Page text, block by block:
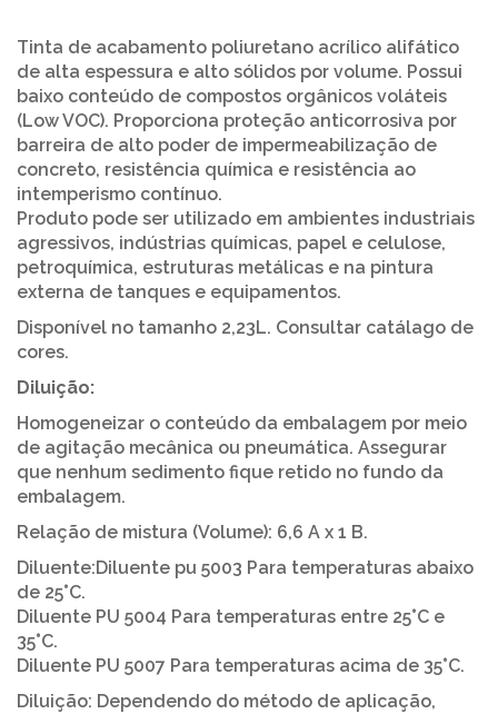
Tinta de acabamento poliuretano acrílico alifático
de alta espessura e alto sólidos por volume. Possui
baixo conteúdo de compostos orgânicos voláteis
(Low VOC). Proporciona proteção anticorrosiva por
barreira de alto poder de impermeabilização de
concreto, resistência química e resistência ao
intemperismo contínuo.
Produto pode ser utilizado em ambientes industriais
agressivos, indústrias químicas, papel e celulose,
petroquímica, estruturas metálicas e na pintura
externa de tanques e equipamentos.
Disponível no tamanho 2,23L. Consultar catálago de
cores.
Diluição:
Homogeneizar o conteúdo da embalagem por meio
de agitação mecânica ou pneumática. Assegurar
que nenhum sedimento fique retido no fundo da
embalagem.
Relação de mistura (Volume): 6,6 A x 1 B.
Diluente:Diluente pu 5003 Para temperaturas abaixo
de 25°C.
Diluente PU 5004 Para temperaturas entre 25°C e
35°C.
Diluente PU 5007 Para temperaturas acima de 35°C.
Diluição: Dependendo do método de aplicação,